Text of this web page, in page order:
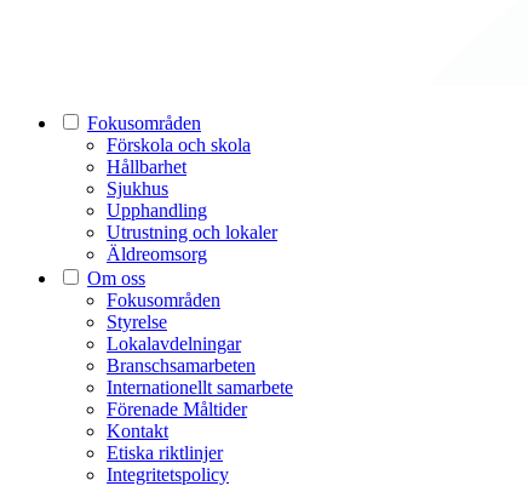
Fokusområden
Förskola och skola
Hållbarhet
Sjukhus
Upphandling
Utrustning och lokaler
Äldreomsorg
Om oss
Fokusområden
Styrelse
Lokalavdelningar
Branschsamarbeten
Internationellt samarbete
Förenade Måltider
Kontakt
Etiska riktlinjer
Integritetspolicy